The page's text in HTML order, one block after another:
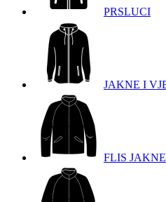
PRSLUCI
JAKNE I
FLIS JAKNE